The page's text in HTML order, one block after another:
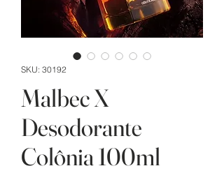
SKU: 30192
Malbec X
Desodorante
Colônia 100ml